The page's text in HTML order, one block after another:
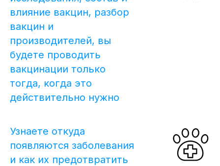
влияние вакцин, разбор
вакцин и
производителей, вы
будете проводить
вакцинации только
тогда, когда это
действительно нужно
Узнаете откуда
появляются заболевания
и как их предотвратить